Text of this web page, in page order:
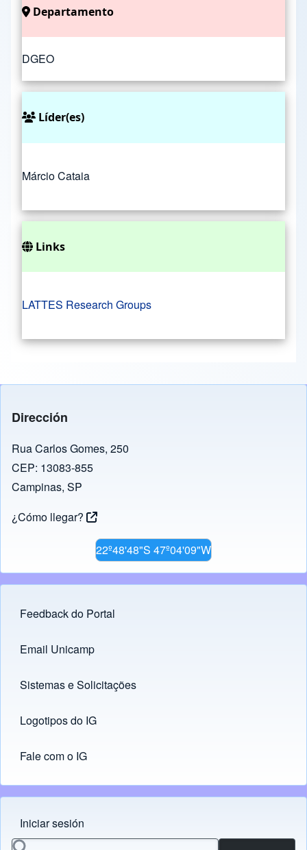
Departamento
DGEO
Líder(es)
Márcio Cataia
Links
LATTES Research Groups
Dirección
Rua Carlos Gomes, 250
CEP: 13083-855
Campinas, SP
¿Cómo llegar?
22º48'48"S 47º04'09"W
Footer menu
Feedback do Portal
Links
Email Unicamp
(opens in new tab)
Sistemas e Solicitações
(opens in new tab)
Logotipos do IG
(opens in new tab)
Fale com o IG
Menu do usuário
Iniciar sesión